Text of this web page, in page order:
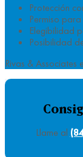
Protección
Permiso
Elegibilidad
Posibilidad
Rivas &
Llame al